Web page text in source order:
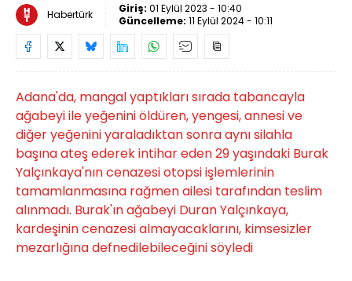
Habertürk Giriş: 01 Eylül 2023 - 10:40
Güncelleme: 11 Eylül 2024 - 10:11
Adana'da, mangal yaptıkları sırada tabancayla
ağabeyi ile yeğenini öldüren, yengesi, annesi ve
diğer yeğenini yaraladıktan sonra aynı silahla
başına ateş ederek intihar eden 29 yaşındaki Burak
Yalçınkaya'nın cenazesi otopsi işlemlerinin
tamamlanmasına rağmen ailesi tarafından teslim
alınmadı. Burak'ın ağabeyi Duran Yalçınkaya,
kardeşinin cenazesi almayacaklarını, kimsesizler
mezarlığına defnedilebileceğini söyledi